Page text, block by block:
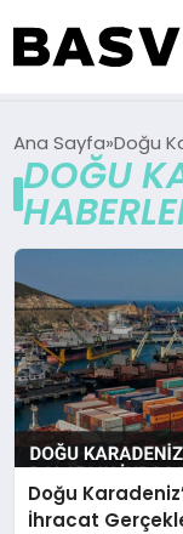
BAŞVURULAR
BAYILIKLER
İŞ FIKIRLERI
KRIPTO HABER
Ana Sayfa Doğu
DOĞU
Doğu
İhracat